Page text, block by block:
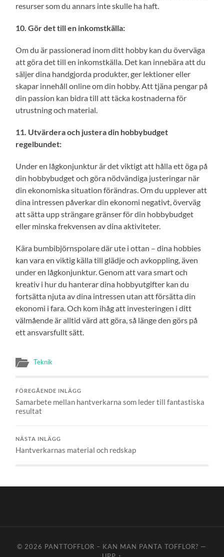
resurser som du annars inte skulle ha haft.
10. Gör det till en inkomstkälla:
Om du är passionerad inom ditt hobby kan du överväga
att göra det till en inkomstkälla. Det kan innebära att du
säljer dina handgjorda produkter, ger lektioner eller
skapar innehåll online om din hobby. Att tjäna pengar på
din passion kan bidra till att täcka kostnaderna för
utrustning och material.
11. Utvärdera och justera din hobbybudget
regelbundet:
Under en lågkonjunktur är det viktigt att hålla ett öga på
din hobbybudget och göra nödvändiga justeringar när
din ekonomiska situation förändras. Om du upplever att
dina intressen påverkar din ekonomi negativt, överväg
att sätta upp strängare gränser för din hobbybudget
eller minska frekvensen av dina aktiviteter.
Kära bumbibjörnspolare där ute i ottan – dina hobbies
kan vara en viktig källa till glädje och avkoppling, även
under en lågkonjunktur. Genom att vara smart och
kreativ i hur du hanterar dina hobbyutgifter kan du
fortsätta njuta av dina intressen utan att försätta din
ekonomi i fara. Och kom ihåg att investeringen i ditt
välmående är alltid värd att göra, så länge den görs på
ett ansvarsfullt sätt.
Teknik
FÖREGÅENDE INLÄGG
Samarbete mellan hantverkarna som leder till fantastiska
resultat
NÄSTA INLÄGG
Hantverkarnas material och redskap
© 2026 PANTTOFFLOR – KAN MAN PANTA TOFFLOR? —